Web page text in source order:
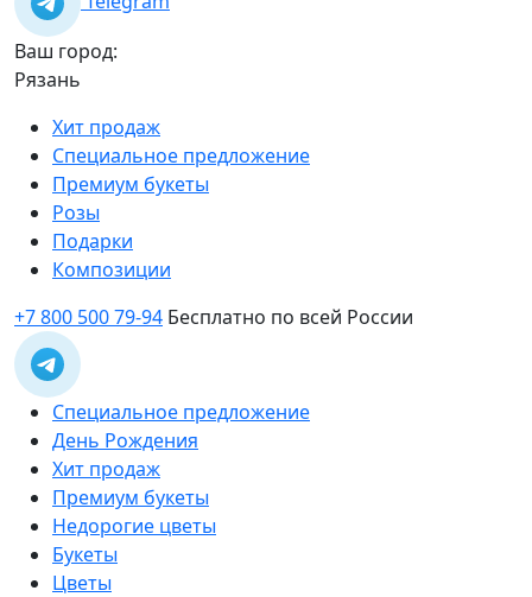
Ваш город:
Рязань
Хит продаж
Специальное предложение
Премиум букеты
Розы
Подарки
Композиции
+7 800 500 79-94 Бесплатно по всей России
Специальное предложение
День Рождения
Хит продаж
Премиум букеты
Недорогие цветы
Букеты
Цветы